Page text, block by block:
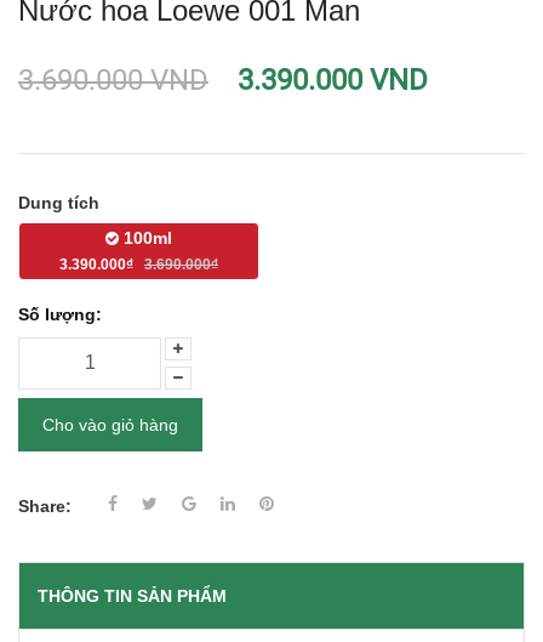
Nước hoa Loewe 001 Man
3.690.000 VND 3.390.000 VND
Dung tích
100ml
3.390.000₫ 3.690.000₫
Số lượng:
Cho vào giỏ hàng
Share:
THÔNG TIN SẢN PHẨM